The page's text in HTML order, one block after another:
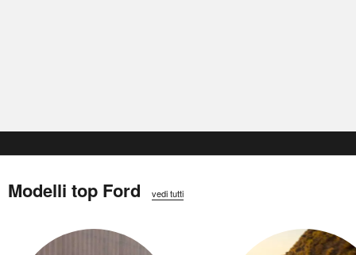
Modelli top Ford vedi tutti